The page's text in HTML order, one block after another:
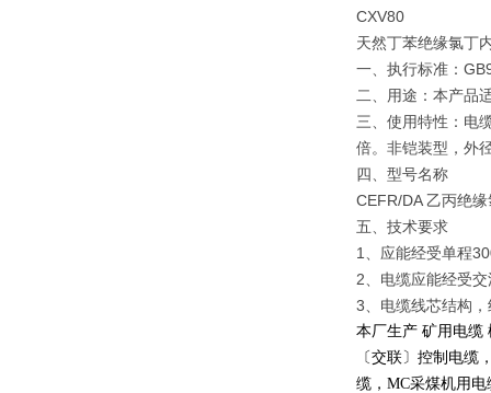
CXV80
天然丁苯绝缘氯丁
一、执行标准：
二、用途：本产品
三、使用特性：电
倍。非铠装型，外
四、型号名称
CEFR/DA 乙丙绝
五、技术要求
1、应能经受单程
2、电缆应能经受
3、电缆线芯结构
本厂生产 矿用电缆
〔交联〕控制电缆
缆， MC采煤机用电